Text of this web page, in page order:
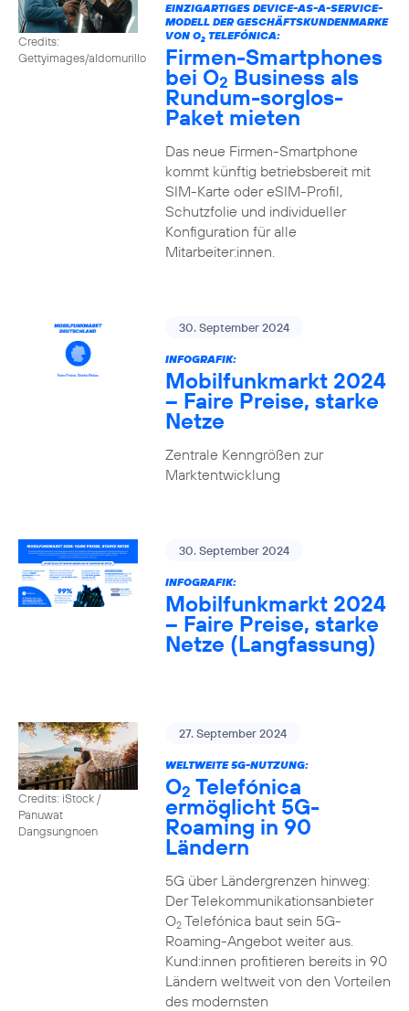
Credits:
Gettyimages/aldomurillo
EINZIGARTIGES DEVICE-AS-A-SERVICE-
MODELL DER GESCHÄFTSKUNDENMARKE
VON O2TELEFÓNICA:
Firmen-Smartphones
bei O2 Business als
Rundum-sorglos-
Paket mieten
Das neue Firmen-Smartphone
kommt künftig betriebsbereit mit
SIM-Karte oder eSIM-Profil,
Schutzfolie und individueller
Konfiguration für alle
Mitarbeiter:innen.
30. September 2024
INFOGRAFIK:
Mobilfunkmarkt 2024
– Faire Preise, starke
Netze
Zentrale Kenngrößen zur
Marktentwicklung
30. September 2024
INFOGRAFIK:
Mobilfunkmarkt 2024
– Faire Preise, starke
Netze (Langfassung)
Credits: iStock /
Panuwat
Dangsungnoen
27. September 2024
WELTWEITE 5G-NUTZUNG:
O2 Telefónica
ermöglicht 5G-
Roaming in 90
Ländern
5G über Ländergrenzen hinweg:
Der Telekommunikationsanbieter
O2Telefónica baut sein 5G-
Roaming-Angebot weiter aus.
Kund:innen profitieren bereits in 90
Ländern weltweit von den Vorteilen
des modernsten